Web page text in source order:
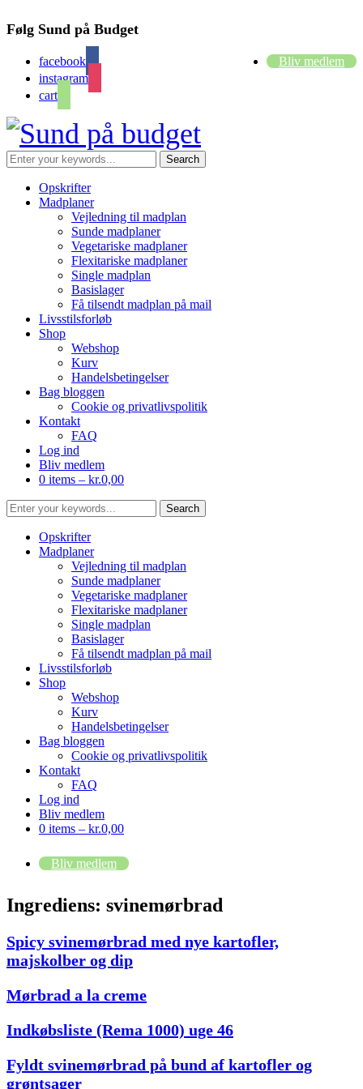
Følg Sund på Budget
facebook
instagram
cart
Bliv medlem
Opskrifter
Madplaner
Vejledning til madplan
Sunde madplaner
Vegetariske madplaner
Flexitariske madplaner
Single madplan
Basislager
Få tilsendt madplan på mail
Livsstilsforløb
Shop
Webshop
Kurv
Handelsbetingelser
Bag bloggen
Cookie og privatlivspolitik
Kontakt
FAQ
Log ind
Bliv medlem
0 items – kr.0,00
Opskrifter
Madplaner
Vejledning til madplan
Sunde madplaner
Vegetariske madplaner
Flexitariske madplaner
Single madplan
Basislager
Få tilsendt madplan på mail
Livsstilsforløb
Shop
Webshop
Kurv
Handelsbetingelser
Bag bloggen
Cookie og privatlivspolitik
Kontakt
FAQ
Log ind
Bliv medlem
0 items – kr.0,00
Bliv medlem
Ingrediens: svinemørbrad
Spicy svinemørbrad med nye kartofler,
majskolber og dip
Mørbrad a la creme
Indkøbsliste (Rema 1000) uge 46
Fyldt svinemørbrad på bund af kartofler og
grøntsager